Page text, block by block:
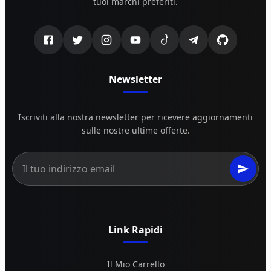
Newsletter
Iscriviti alla nostra newsletter per ricevere aggiornamenti
sulle nostre ultime offerte.
Link Rapidi
Il Mio Carrello